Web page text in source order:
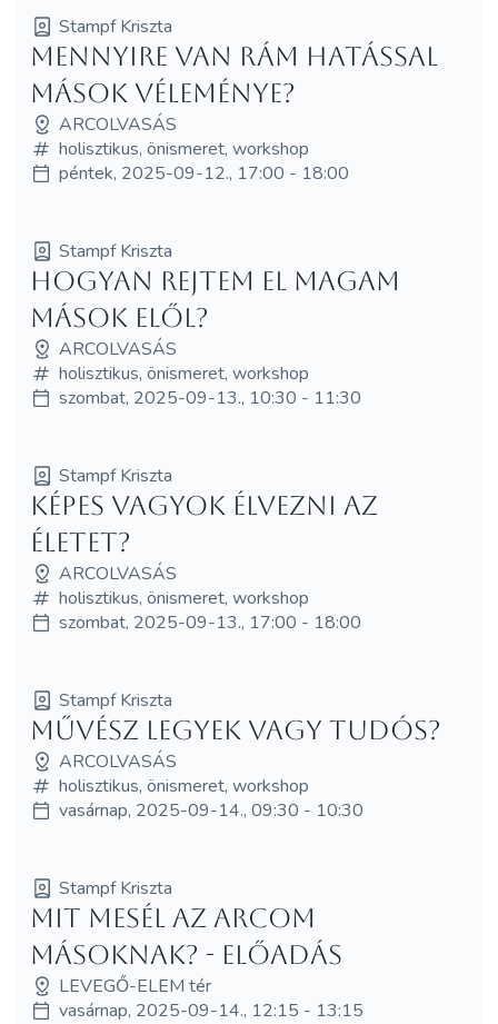
Stampf Kriszta
Mennyire van rám hatással
mások véleménye?
ARCOLVASÁS
holisztikus, önismeret, workshop
péntek, 2025-09-12., 17:00 - 18:00
Stampf Kriszta
Hogyan rejtem el magam
mások elől?
ARCOLVASÁS
holisztikus, önismeret, workshop
szombat, 2025-09-13., 10:30 - 11:30
Stampf Kriszta
Képes vagyok élvezni az
életet?
ARCOLVASÁS
holisztikus, önismeret, workshop
szombat, 2025-09-13., 17:00 - 18:00
Stampf Kriszta
Művész legyek vagy tudós?
ARCOLVASÁS
holisztikus, önismeret, workshop
vasárnap, 2025-09-14., 09:30 - 10:30
Stampf Kriszta
Mit mesél az arcom
másoknak? - ELŐADÁS
LEVEGŐ-ELEM tér
vasárnap, 2025-09-14., 12:15 - 13:15